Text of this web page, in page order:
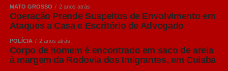
competitividade. A Acrismat trabalha justamente para
aproximar o produtor dessas informações e fortalecer
cada vez mais a cadeia produtiva em Mato Grosso”,
afirmou Frederico Tannure Filho.
COMENTE ABAIXO:
MATO GROSSO 2 anos atrás
Operação Prende Suspeitos de Envolvimento em
Ataques a Casa e Escritório de Advogado
POLÍCIA 2 anos atrás
Corpo de homem é encontrado em saco de areia
à margem da Rodovia dos Imigrantes, em Cuiabá